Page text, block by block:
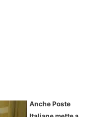
Anche Poste